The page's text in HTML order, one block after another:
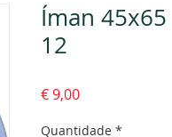
Íman
12
€ 9,00Preço
Quantidade *